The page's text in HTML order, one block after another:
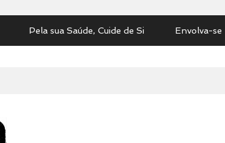
Pela sua Saúde, Cuide de Si Envolva-se